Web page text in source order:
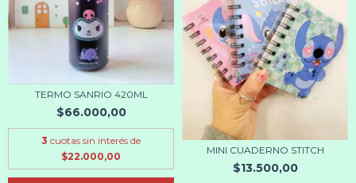
TERMO SANRIO 420ML
$66.000,00
3 cuotas sin interés de
$22.000,00
MINI CUADERNO STITCH
$13.500,00